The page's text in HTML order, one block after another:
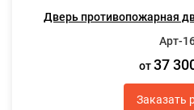
Дверь противопожарная
Арт-
от37
Заказать